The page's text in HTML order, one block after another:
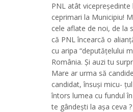
PNL atât vicepreşedinte
ceprimari la Municipiu!
cele aflate de noi, de la
că PNL încearcă o
cu aripa “deputăţelului
România. Şi auzi tu
Mare ar urma să
candidat, însuşi micu-
întors lumea cu fundul
te gândeşti la aşa ceva